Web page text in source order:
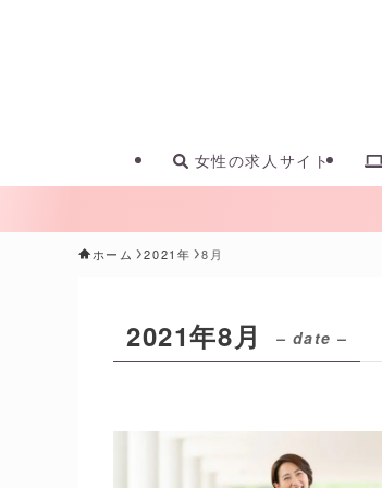
女性の求人サイト
ホーム 2021年 8月
2021年8月 – date –